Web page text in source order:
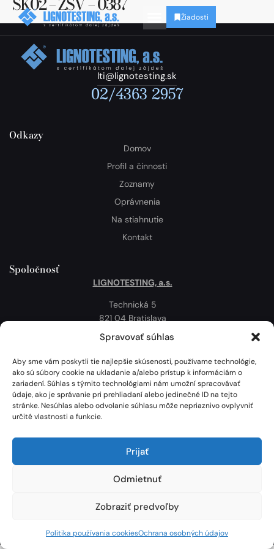
Spravovať súhlas
Aby sme vám poskytli tie najlepšie skúsenosti, používame technológie,
ako sú súbory cookie na ukladanie a/alebo prístup k informáciám o
zariadení. Súhlas s týmito technológiami nám umožní spracovávať
údaje, ako je správanie pri prehliadaní alebo jedinečné ID na tejto
stránke. Nesúhlas alebo odvolanie súhlasu môže nepriaznivo ovplyvniť
určité vlastnosti a funkcie.
Prijať
Odmietnuť
Zobraziť predvoľby
Politika používania cookiesOchrana osobných údajov
Žiadosti
lti@lignotesting.sk
02/4363 2957
Odkazy
Domov
Profil a činnosti
Zoznamy
Oprávnenia
Na stiahnutie
Kontakt
Spoločnosť
LIGNOTESTING, a.s.
Technická 5
821 04 Bratislava
Slovenská republika
Politika používania cookies
Mapa
Lignotesting, a. s. © 2024 | Všetky práva vyhradené. | Vytvoril: Marek Heinfarth.